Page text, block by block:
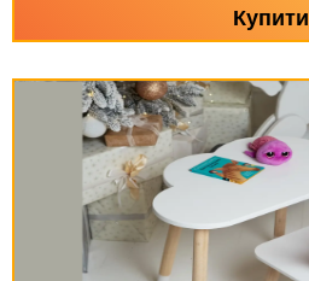
Купити